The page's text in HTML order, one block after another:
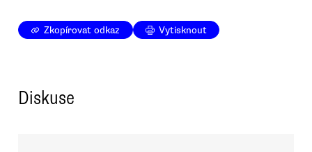
Zkopírovat odkaz Vytisknout
Diskuse